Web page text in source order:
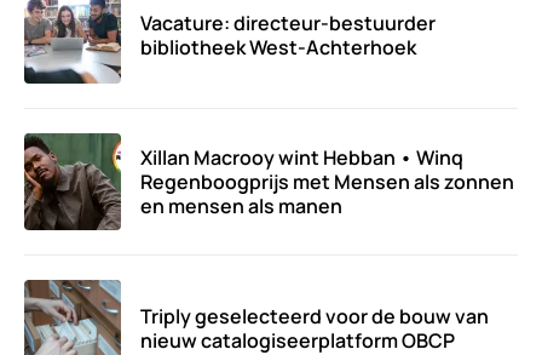
Vacature: directeur-bestuurder
bibliotheek West-Achterhoek
Xillan Macrooy wint Hebban • Winq
Regenboogprijs met Mensen als zonnen
en mensen als manen
Triply geselecteerd voor de bouw van
nieuw catalogiseerplatform OBCP